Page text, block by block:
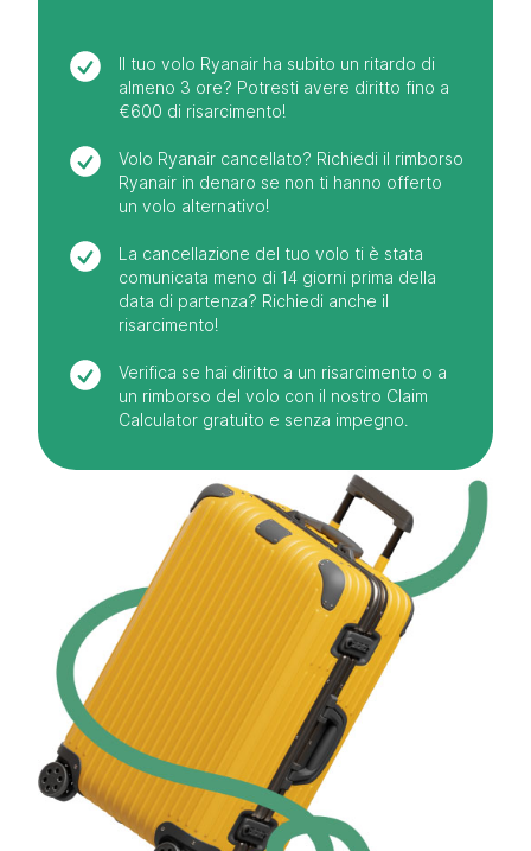
Il tuo volo Ryanair ha subito un ritardo di
almeno 3 ore? Potresti avere diritto fino a
€600 di risarcimento!
Volo Ryanair cancellato? Richiedi il rimborso
Ryanair in denaro se non ti hanno offerto
un volo alternativo!
La cancellazione del tuo volo ti è stata
comunicata meno di 14 giorni prima della
data di partenza? Richiedi anche il
risarcimento!
Verifica se hai diritto a un risarcimento o a
un rimborso del volo con il nostro Claim
Calculator gratuito e senza impegno.